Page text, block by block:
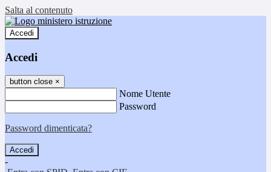
Salta al contenuto
Accedi
Accedi
button close ×
Nome Utente
Password
Password dimenticata?
-